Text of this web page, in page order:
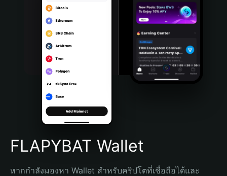
Português (Portugal)
Bahasa Indonesia
Português (Brasil)
Español (Argentina)
FLAPYBAT Wallet
หากกำลังมองหา Wallet สำหรับคริปโตที่เชื่อถือได้และ